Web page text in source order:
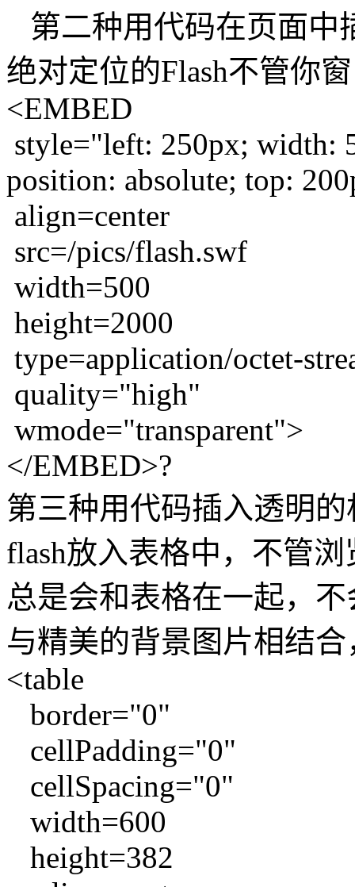
第二种用代码在页面中
绝对定位的Flash不管你
<EMBED
style="left: 250px; width:
position: absolute; top:
align=center
src=/pics/flash.swf
width=500
height=2000
type=application/octet-
quality="high"
wmode="transparent">
</EMBED>?
第三种用代码插入透明
flash放入表格中，不管
总是会和表格在一起，
与精美的背景图片相结
<table
border="0"
cellPadding="0"
cellSpacing="0"
width=600
height=382